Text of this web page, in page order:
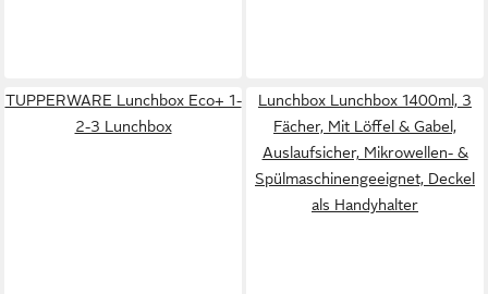
TUPPERWARE Lunchbox Eco+ 1-
2-3 Lunchbox
Lunchbox Lunchbox 1400ml, 3
Fächer, Mit Löffel & Gabel,
Auslaufsicher, Mikrowellen- &
Spülmaschinengeeignet, Deckel
als Handyhalter